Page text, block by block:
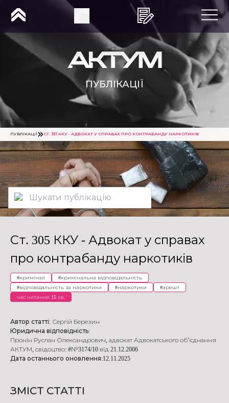
ПУБЛІКАЦІЇ
ПУБЛІКАЦІЇ СТ. 305 ККУ - АДВОКАТ У СПРАВАХ ПРО КОНТРАБАНДУ НАРКОТИКІВ
Ст. 305 ККУ - Адвокат у справах
про контрабанду наркотиків
#кримінал #кримінальна відповідальність
#відповідальність за наркотики #наркотики #арешт
час читання 15 хв.
Автор статті: Сергій Березин
Юридична відповідність:
Пронін Руслан Олександрович, адвокат Адвокатського об’єднання
АКТУМ, свідоцтво: #№3174/10 від 21.12.2006
Дата останнього оновлення:12.11.2025
ЗМІСТ СТАТТІ